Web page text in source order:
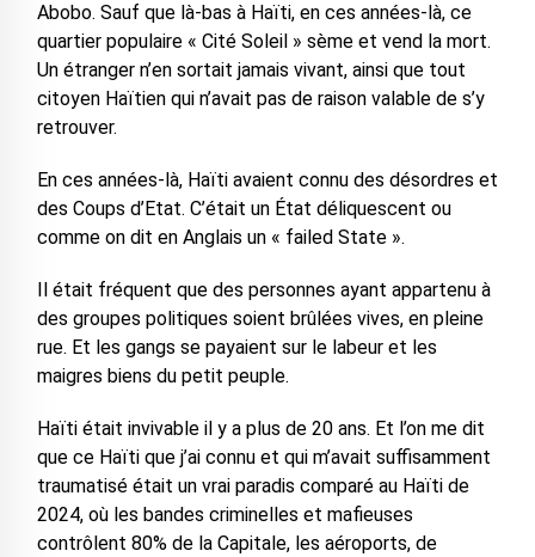
Abobo. Sauf que là-bas à Haïti, en ces années-là, ce
quartier populaire « Cité Soleil » sème et vend la mort.
Un étranger n’en sortait jamais vivant, ainsi que tout
citoyen Haïtien qui n’avait pas de raison valable de s’y
retrouver.
En ces années-là, Haïti avaient connu des désordres et
des Coups d’Etat. C’était un État déliquescent ou
comme on dit en Anglais un « failed State ».
Il était fréquent que des personnes ayant appartenu à
des groupes politiques soient brûlées vives, en pleine
rue. Et les gangs se payaient sur le labeur et les
maigres biens du petit peuple.
Haïti était invivable il y a plus de 20 ans. Et l’on me dit
que ce Haïti que j’ai connu et qui m’avait suffisamment
traumatisé était un vrai paradis comparé au Haïti de
2024, où les bandes criminelles et mafieuses
contrôlent 80% de la Capitale, les aéroports, de